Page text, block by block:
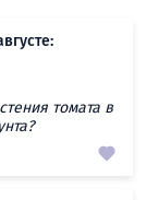
томата в